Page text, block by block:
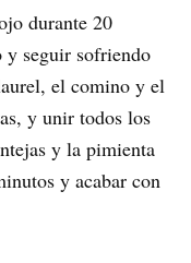
durante 20
seguir sofriendo
el comino y el
y unir todos los
y la pimienta
y acabar con